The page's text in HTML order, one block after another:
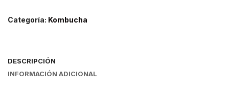
Categoría: Kombucha
DESCRIPCIÓN
INFORMACIÓN ADICIONAL